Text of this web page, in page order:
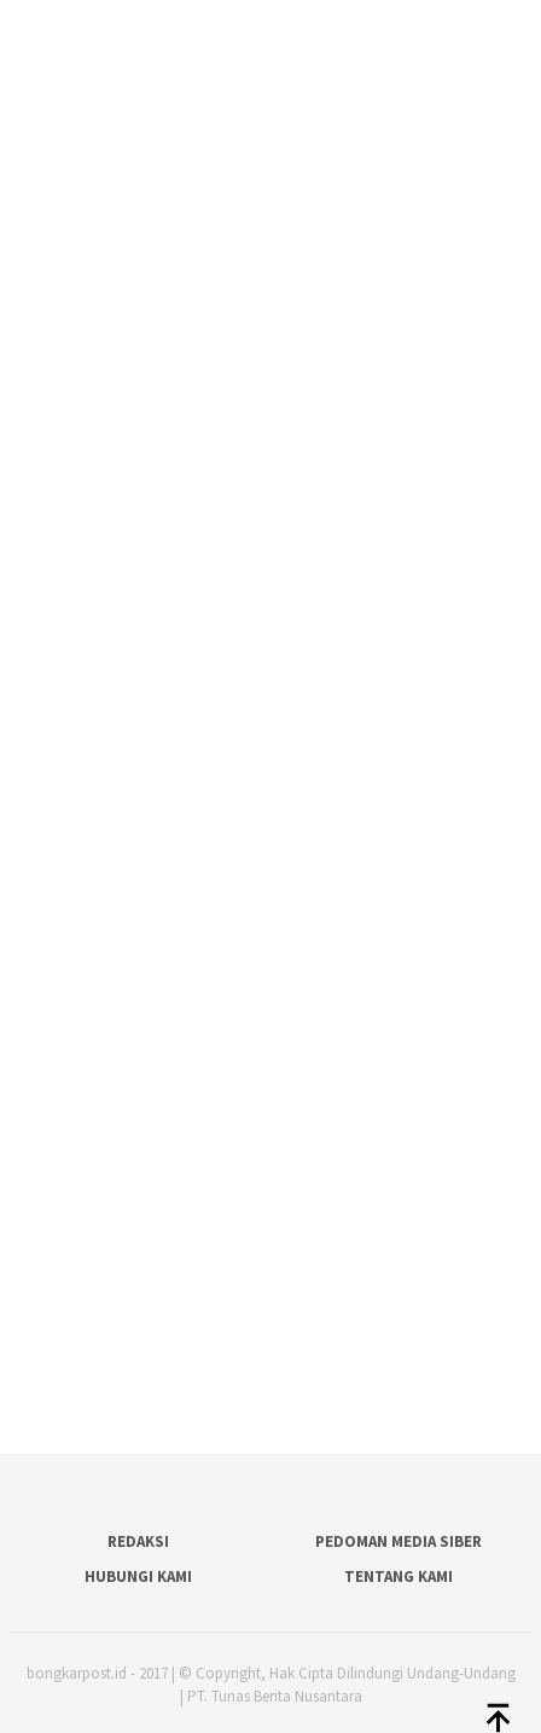
REDAKSI
PEDOMAN MEDIA SIBER
HUBUNGI KAMI
TENTANG KAMI
bongkarpost.id - 2017 | © Copyright, Hak Cipta Dilindungi Undang-Undang
| PT. Tunas Berita Nusantara